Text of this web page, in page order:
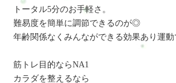
トータル5分のお手軽さ。
難易度を簡単に調節できるのが◎
年齢関係なくみんなができる効果あり運動
筋トレ目的ならNA1
カラダを整えるなら